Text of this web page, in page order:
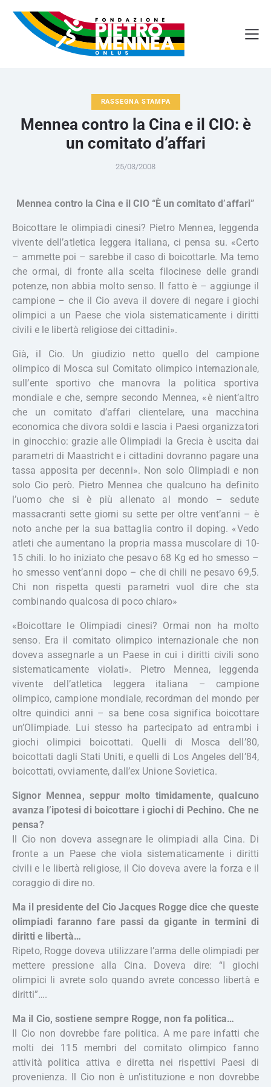
RASSEGNA STAMPA
Mennea contro la Cina e il CIO: è
un comitato d’affari
25/03/2008
Mennea contro la Cina e il CIO “È un comitato d’affari”
Boicottare le olimpiadi cinesi? Pietro Mennea, leggenda
vivente dell’atletica leggera italiana, ci pensa su. «Certo
– ammette poi – sarebbe il caso di boicottarle. Ma temo
che ormai, di fronte alla scelta filocinese delle grandi
potenze, non abbia molto senso. Il fatto è – aggiunge il
campione – che il Cio aveva il dovere di negare i giochi
olimpici a un Paese che viola sistematicamente i diritti
civili e le libertà religiose dei cittadini».
Già, il Cio. Un giudizio netto quello del campione
olimpico di Mosca sul Comitato olimpico internazionale,
sull’ente sportivo che manovra la politica sportiva
mondiale e che, sempre secondo Mennea, «è nient’altro
che un comitato d’affari clientelare, una macchina
economica che divora soldi e lascia i Paesi organizzatori
in ginocchio: grazie alle Olimpiadi la Grecia è uscita dai
parametri di Maastricht e i cittadini dovranno pagare una
tassa apposita per decenni». Non solo Olimpiadi e non
solo Cio però. Pietro Mennea che qualcuno ha definito
l’uomo che si è più allenato al mondo – sedute
massacranti sette giorni su sette per oltre vent’anni – è
noto anche per la sua battaglia contro il doping. «Vedo
atleti che aumentano la propria massa muscolare di 10-
15 chili. Io ho iniziato che pesavo 68 Kg ed ho smesso –
ho smesso vent’anni dopo – che di chili ne pesavo 69,5.
Chi non rispetta questi parametri vuol dire che sta
combinando qualcosa di poco chiaro»
«Boicottare le Olimpiadi cinesi? Ormai non ha molto
senso. Era il comitato olimpico internazionale che non
doveva assegnarle a un Paese in cui i diritti civili sono
sistematicamente violati». Pietro Mennea, leggenda
vivente dell’atletica leggera italiana – campione
olimpico, campione mondiale, recordman del mondo per
oltre quindici anni – sa bene cosa significa boicottare
un’Olimpiade. Lui stesso ha partecipato ad entrambi i
giochi olimpici boicottati. Quelli di Mosca dell’80,
boicottati dagli Stati Uniti, e quelli di Los Angeles dell’84,
boicottati, ovviamente, dall’ex Unione Sovietica.
Signor Mennea, seppur molto timidamente, qualcuno
avanza l’ipotesi di boicottare i giochi di Pechino. Che ne
pensa?
Il Cio non doveva assegnare le olimpiadi alla Cina. Di
fronte a un Paese che viola sistematicamente i diritti
civili e le libertà religiose, il Cio doveva avere la forza e il
coraggio di dire no.
Ma il presidente del Cio Jacques Rogge dice che queste
olimpiadi faranno fare passi da gigante in termini di
diritti e libertà…
Ripeto, Rogge doveva utilizzare l’arma delle olimpiadi per
mettere pressione alla Cina. Doveva dire: “I giochi
olimpici li avrete solo quando avrete concesso libertà e
diritti”….
Ma il Cio, sostiene sempre Rogge, non fa politica…
Il Cio non dovrebbe fare politica. A me pare infatti che
molti dei 115 membri del comitato olimpico fanno
attività politica attiva e diretta nei rispettivi Paesi di
provenienza. Il Cio non è un’istituzione e non dovrebbe